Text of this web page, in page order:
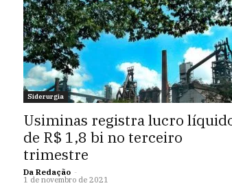
Siderurgia
Usiminas registra lucro
de R$ 1,8 bi no terceiro
trimestre
Da Redação -
1 de novembro de 2021